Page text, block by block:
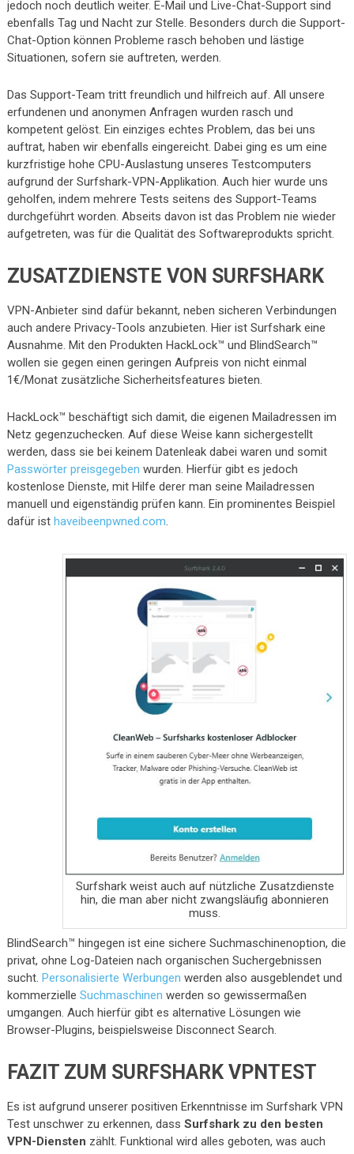
jedoch noch deutlich weiter. E-Mail und Live-Chat-Support sind
ebenfalls Tag und Nacht zur Stelle. Besonders durch die Support-
Chat-Option können Probleme rasch behoben und lästige
Situationen, sofern sie auftreten, werden.
Das Support-Team tritt freundlich und hilfreich auf. All unsere
erfundenen und anonymen Anfragen wurden rasch und
kompetent gelöst. Ein einziges echtes Problem, das bei uns
auftrat, haben wir ebenfalls eingereicht. Dabei ging es um eine
kurzfristige hohe CPU-Auslastung unseres Testcomputers
aufgrund der Surfshark-VPN-Applikation. Auch hier wurde uns
geholfen, indem mehrere Tests seitens des Support-Teams
durchgeführt worden. Abseits davon ist das Problem nie wieder
aufgetreten, was für die Qualität des Softwareprodukts spricht.
ZUSATZDIENSTE VON SURFSHARK
VPN-Anbieter sind dafür bekannt, neben sicheren Verbindungen
auch andere Privacy-Tools anzubieten. Hier ist Surfshark eine
Ausnahme. Mit den Produkten HackLock™ und BlindSearch™
wollen sie gegen einen geringen Aufpreis von nicht einmal
1€/Monat zusätzliche Sicherheitsfeatures bieten.
HackLock™ beschäftigt sich damit, die eigenen Mailadressen im
Netz gegenzuchecken. Auf diese Weise kann sichergestellt
werden, dass sie bei keinem Datenleak dabei waren und somit
Passwörter preisgegeben wurden. Hierfür gibt es jedoch
kostenlose Dienste, mit Hilfe derer man seine Mailadressen
manuell und eigenständig prüfen kann. Ein prominentes Beispiel
dafür ist haveibeenpwned.com.
Surfshark weist auch auf nützliche Zusatzdienste
hin, die man aber nicht zwangsläufig abonnieren
muss.
BlindSearch™ hingegen ist eine sichere Suchmaschinenoption, die
privat, ohne Log-Dateien nach organischen Suchergebnissen
sucht. Personalisierte Werbungen werden also ausgeblendet und
kommerzielle Suchmaschinen werden so gewissermaßen
umgangen. Auch hierfür gibt es alternative Lösungen wie
Browser-Plugins, beispielsweise Disconnect Search.
FAZIT ZUM SURFSHARK VPNTEST
Es ist aufgrund unserer positiven Erkenntnisse im Surfshark VPN
Test unschwer zu erkennen, dass Surfshark zu den besten
VPN-Diensten zählt. Funktional wird alles geboten, was auch